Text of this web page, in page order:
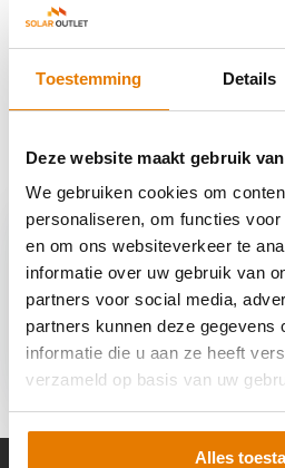
Toestemming Details
Deze website maakt gebruik
We gebruiken cookies om
personaliseren, om functies
en om ons websiteverkeer te
informatie over uw gebruik van
partners voor social media,
partners kunnen deze gegevens
informatie die u aan ze heeft
verzameld op basis van uw
Alles
Reviews
Delen
Enphase Q-Cable 1-
fase Landscape 2.0m
€ 22,-